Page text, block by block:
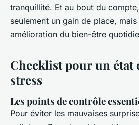
tranquillité. Et au bout du
seulement un gain de place, mais
amélioration du bien-être
Checklist pour un état
stress
Les points de contrôle
Pour éviter les mauvaises